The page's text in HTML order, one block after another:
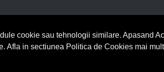
cookie sau tehnologii similare. Apasand
Afla in sectiunea Politica de Cookies mai